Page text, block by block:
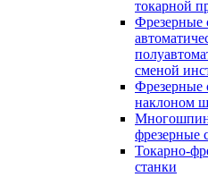
токарной
Фрезерные
сменой
Фрезерные
наклоном
фрезерные
Токарно-
станки